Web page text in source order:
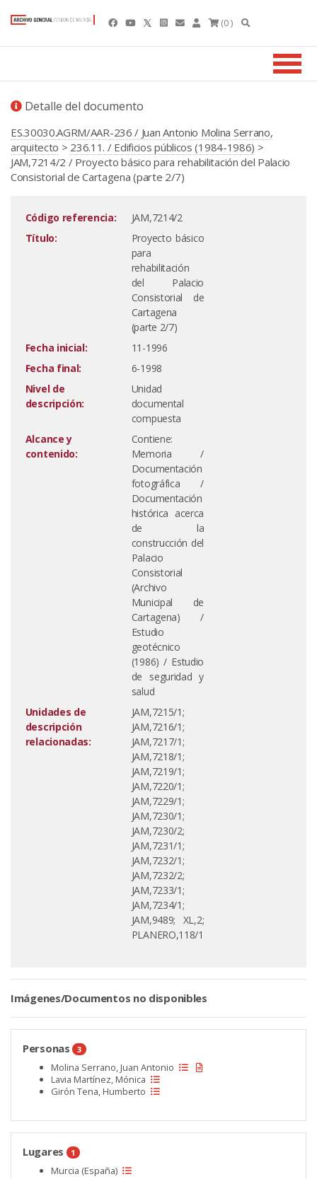
(0 )
Detalle del documento
ES.30030.AGRM/AAR-236 / Juan Antonio Molina Serrano,
arquitecto > 236.11. / Edificios públicos (1984-1986) >
JAM,7214/2 / Proyecto básico para rehabilitación del Palacio
Consistorial de Cartagena (parte 2/7)
Código referencia:
JAM,7214/2
Título:
Proyecto básico
para
rehabilitación
del Palacio
Consistorial de
Cartagena
(parte 2/7)
Fecha inicial:
11-1996
Fecha final:
6-1998
Nivel de
descripción:
Unidad
documental
compuesta
Alcance y
contenido:
Contiene:
Memoria /
Documentación
fotográfica /
Documentación
histórica acerca
de la
construcción del
Palacio
Consistorial
(Archivo
Municipal de
Cartagena) /
Estudio
geotécnico
(1986) / Estudio
de seguridad y
salud
Unidades de
descripción
relacionadas:
JAM,7215/1;
JAM,7216/1;
JAM,7217/1;
JAM,7218/1;
JAM,7219/1;
JAM,7220/1;
JAM,7229/1;
JAM,7230/1;
JAM,7230/2;
JAM,7231/1;
JAM,7232/1;
JAM,7232/2;
JAM,7233/1;
JAM,7234/1;
JAM,9489; XL,2;
PLANERO,118/1
Imágenes/Documentos no disponibles
Personas 3
Molina Serrano, Juan Antonio
Lavia Martínez, Mónica
Girón Tena, Humberto
Lugares 1
Murcia (España)